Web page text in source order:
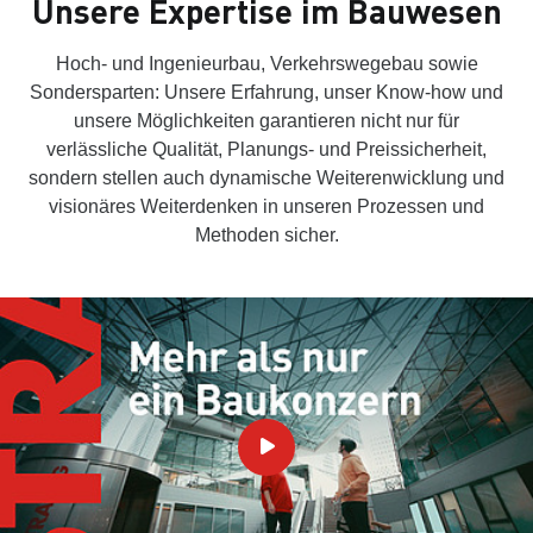
Unsere Expertise im Bauwesen
Hoch- und Ingenieurbau, Verkehrswegebau sowie
Sondersparten: Unsere Erfahrung, unser Know-how und
unsere Möglichkeiten garantieren nicht nur für
verlässliche Qualität, Planungs- und Preissicherheit,
sondern stellen auch dynamische Weiterenwicklung und
visionäres Weiterdenken in unseren Prozessen und
Methoden sicher.